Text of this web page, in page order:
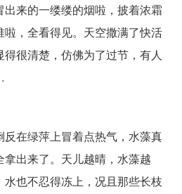
来的一缕缕的烟啦，披着浓霜
，全看得见。天空撒满了快活
很清楚，仿佛为了过节，有人
在绿萍上冒着点热气，水藻真
出来了。天儿越晴，水藻越
也不忍得冻上，况且那些长枝